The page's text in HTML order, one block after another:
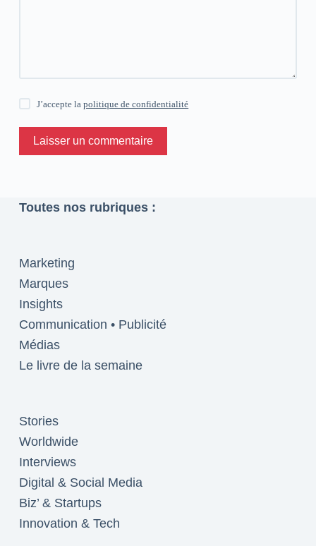
J’accepte lapolitique de confidentialité
Laisser un commentaire
Toutes nos rubriques :
Marketing
Marques
Insights
Communication • Publicité
Médias
Le livre de la semaine
Stories
Worldwide
Interviews
Digital & Social Media
Biz’ & Startups
Innovation & Tech